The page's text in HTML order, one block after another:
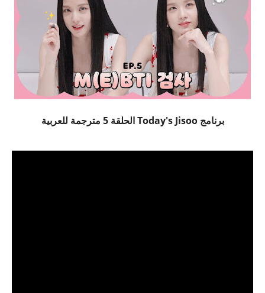
برنامج Today's Jisoo الحلقة 5 مترجمة للعربية